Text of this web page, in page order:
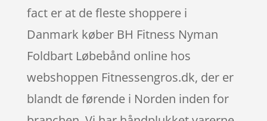
fact er at de fleste shoppere i
Danmark køber BH Fitness Nyman
Foldbart Løbebånd online hos
webshoppen Fitnessengros.dk, der er
blandt de førende i Norden inden for